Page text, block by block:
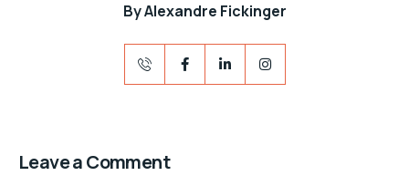
ByAlexandre Fickinger
Leave a Comment